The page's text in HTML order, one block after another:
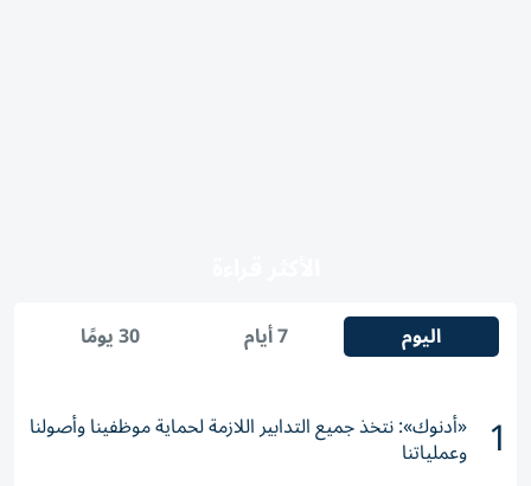
اليوم 7 أيام 30 يومًا
1 «أدنوك»: نتخذ جميع التدابير اللازمة لحماية موظفينا وأصولنا
وعملياتنا